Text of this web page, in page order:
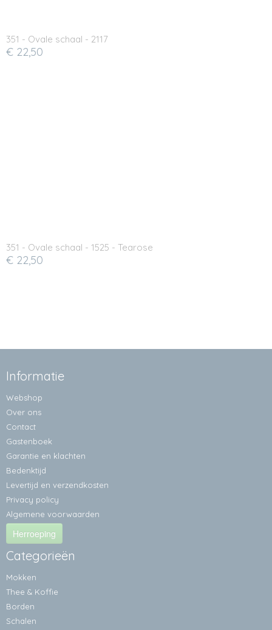
351 - Ovale schaal - 2117
€ 22,50
351 - Ovale schaal - 1525 - Tearose
€ 22,50
Informatie
Webshop
Over ons
Contact
Gastenboek
Garantie en klachten
Bedenktijd
Levertijd en verzendkosten
Privacy policy
Algemene voorwaarden
Herroeping
Categorieën
Mokken
Thee & Koffie
Borden
Schalen